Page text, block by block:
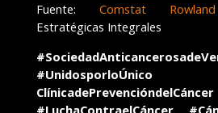
Fuente: Comstat Rowland
Estratégicas Integrales
#UnidosporloÚnico